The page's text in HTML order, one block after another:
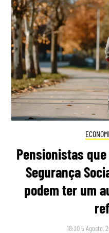
Pensionistas
Segurança
podem ter um
18:30 5 Agosto,